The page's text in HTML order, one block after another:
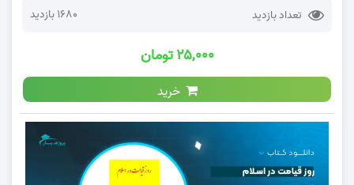
تعداد بازدید 1680 بازدید
۲۵,۰۰۰ تومان
خرید